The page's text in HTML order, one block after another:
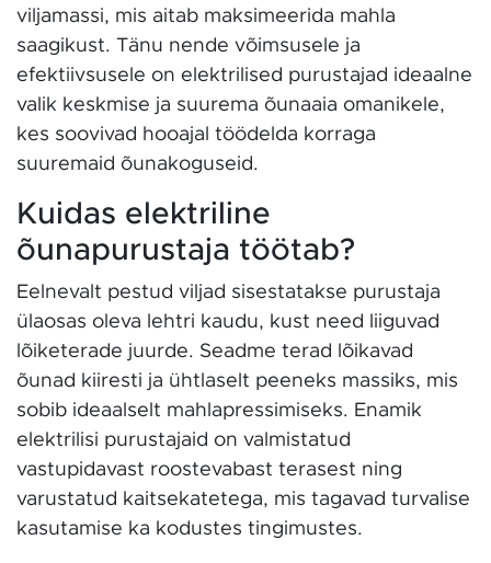
viljamassi, mis aitab maksimeerida mahla
saagikust. Tänu nende võimsusele ja
efektiivsusele on elektrilised purustajad ideaalne
valik keskmise ja suurema õunaaia omanikele,
kes soovivad hooajal töödelda korraga
suuremaid õunakoguseid.
Kuidas elektriline
õunapurustaja töötab?
Eelnevalt pestud viljad sisestatakse purustaja
ülaosas oleva lehtri kaudu, kust need liiguvad
lõiketerade juurde. Seadme terad lõikavad
õunad kiiresti ja ühtlaselt peeneks massiks, mis
sobib ideaalselt mahlapressimiseks. Enamik
elektrilisi purustajaid on valmistatud
vastupidavast roostevabast terasest ning
varustatud kaitsekatetega, mis tagavad turvalise
kasutamise ka kodustes tingimustes.